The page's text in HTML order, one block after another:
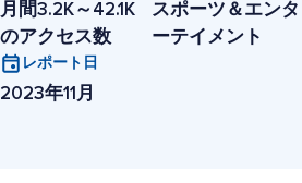
月間3.2K～42.1K
のアクセス数
スポーツ＆エンタ
ーテイメント
レポート日
2023年11月